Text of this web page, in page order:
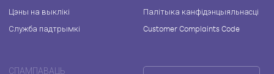
Цэны на выклікі
Служба падтрымкі
Палітыка канфідэнцыяльнасці
Customer Complaints Code
СПАМПАВАЦЬ